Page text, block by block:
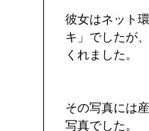
彼女はネット
キ」でしたが
くれました。
その写真には
写真でした。